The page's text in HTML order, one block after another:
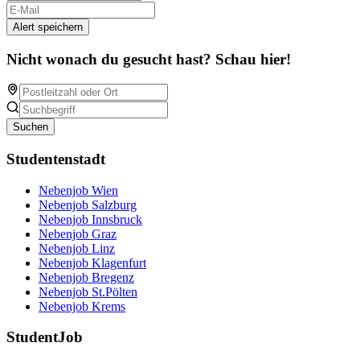
Alert speichern
Nicht wonach du gesucht hast? Schau hier!
Suchen
Studentenstadt
Nebenjob Wien
Nebenjob Salzburg
Nebenjob Innsbruck
Nebenjob Graz
Nebenjob Linz
Nebenjob Klagenfurt
Nebenjob Bregenz
Nebenjob St.Pölten
Nebenjob Krems
StudentJob